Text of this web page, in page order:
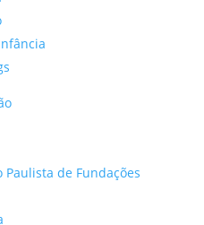
Paulista de Fundações